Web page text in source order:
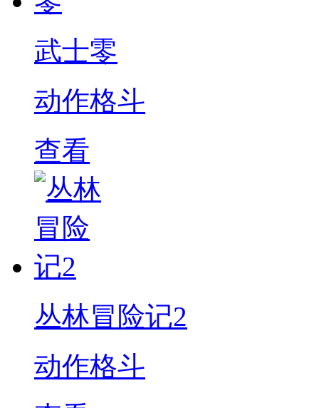
武士零
动作格斗
查看
丛林冒险记2
动作格斗